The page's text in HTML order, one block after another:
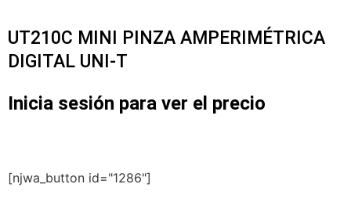
UT210C MINI PINZA AMPERIMÉTRICA
DIGITAL UNI-T
Inicia sesión para ver el precio
[njwa_button id="1286"]